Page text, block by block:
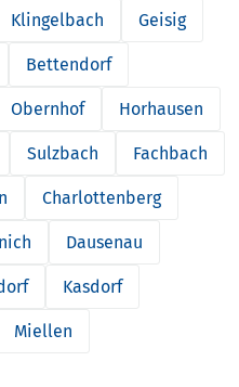
Klingelbach Geisig
Bettendorf
Obernhof Horhausen
Sulzbach Fachbach
Charlottenberg
Dausenau
Kasdorf
Miellen